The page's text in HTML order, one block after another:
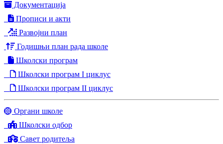
Документација
Прописи и акти
Развојни план
Годишњи план рада школе
Школски програм
Школски програм I циклус
Школски програм II циклус
Органи школе
Школски одбор
Савет родитеља